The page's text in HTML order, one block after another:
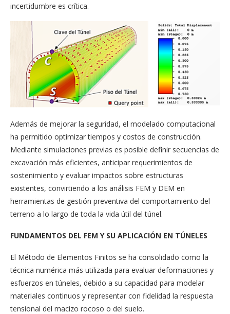
incertidumbre es crítica.
Además de mejorar la seguridad, el modelado computacional
ha permitido optimizar tiempos y costos de construcción.
Mediante simulaciones previas es posible definir secuencias de
excavación más eficientes, anticipar requerimientos de
sostenimiento y evaluar impactos sobre estructuras
existentes, convirtiendo a los análisis FEM y DEM en
herramientas de gestión preventiva del comportamiento del
terreno a lo largo de toda la vida útil del túnel.
FUNDAMENTOS DEL FEM Y SU APLICACIÓN EN TÚNELES
El Método de Elementos Finitos se ha consolidado como la
técnica numérica más utilizada para evaluar deformaciones y
esfuerzos en túneles, debido a su capacidad para modelar
materiales continuos y representar con fidelidad la respuesta
tensional del macizo rocoso o del suelo.